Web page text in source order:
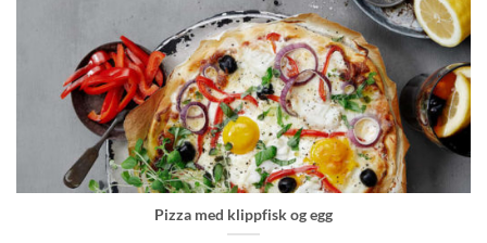
Pizza med klippfisk og egg